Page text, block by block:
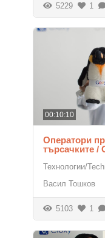
5229 1
00:10:10
Оператори
търсачките /
Технологии/
Васил Тошков
5103 1